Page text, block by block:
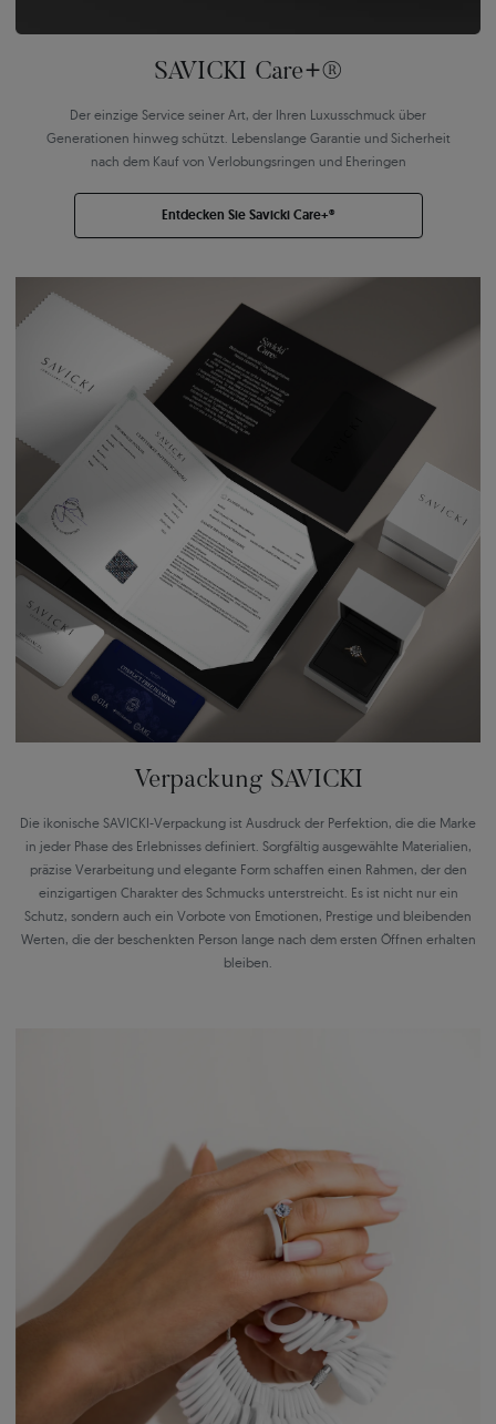
SAVICKI Care+®
Der einzige Service seiner Art, der Ihren Luxusschmuck über
Generationen hinweg schützt. Lebenslange Garantie und Sicherheit
nach dem Kauf von Verlobungsringen und Eheringen
Entdecken Sie Savicki Care+®
Verpackung SAVICKI
Die ikonische SAVICKI-Verpackung ist Ausdruck der Perfektion, die die Marke
in jeder Phase des Erlebnisses definiert. Sorgfältig ausgewählte Materialien,
präzise Verarbeitung und elegante Form schaffen einen Rahmen, der den
einzigartigen Charakter des Schmucks unterstreicht. Es ist nicht nur ein
Schutz, sondern auch ein Vorbote von Emotionen, Prestige und bleibenden
Werten, die der beschenkten Person lange nach dem ersten Öffnen erhalten
bleiben.